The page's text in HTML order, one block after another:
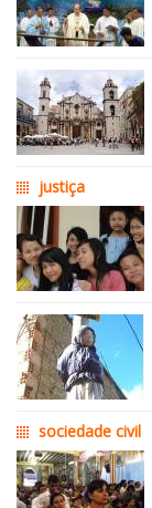
justiça
sociedade civil